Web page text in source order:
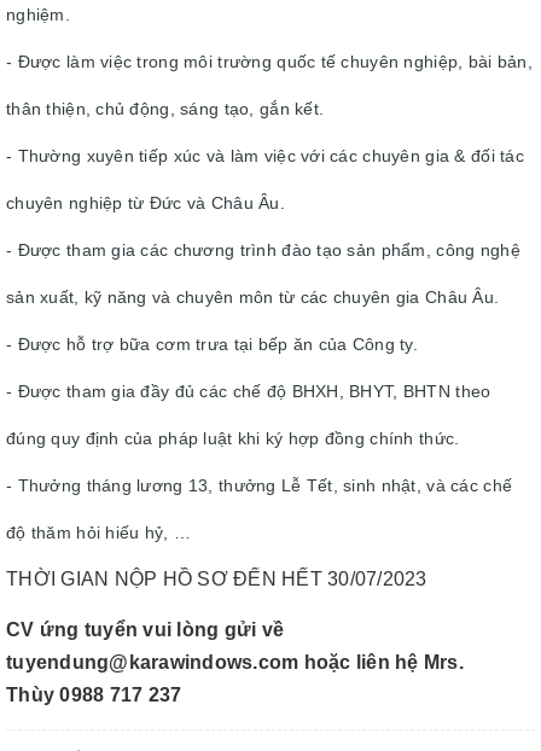
nghiệm.
- Được làm việc trong môi trường quốc tế chuyên nghiệp, bài bản,
thân thiện, chủ động, sáng tạo, gắn kết.
- Thường xuyên tiếp xúc và làm việc với các chuyên gia & đối tác
chuyên nghiệp từ Đức và Châu Âu.
- Được tham gia các chương trình đào tạo sản phẩm, công nghệ
sản xuất, kỹ năng và chuyên môn từ các chuyên gia Châu Âu.
- Được hỗ trợ bữa cơm trưa tại bếp ăn của Công ty.
- Được tham gia đầy đủ các chế độ BHXH, BHYT, BHTN theo
đúng quy định của pháp luật khi ký hợp đồng chính thức.
- Thưởng tháng lương 13, thưởng Lễ Tết, sinh nhật, và các chế
độ thăm hỏi hiếu hỷ, …
THỜI GIAN NỘP HỒ SƠ ĐẾN HẾT 30/07/2023
CV ứng tuyển vui lòng gửi về
tuyendung@karawindows.com hoặc liên hệ Mrs.
Thùy 0988 717 237